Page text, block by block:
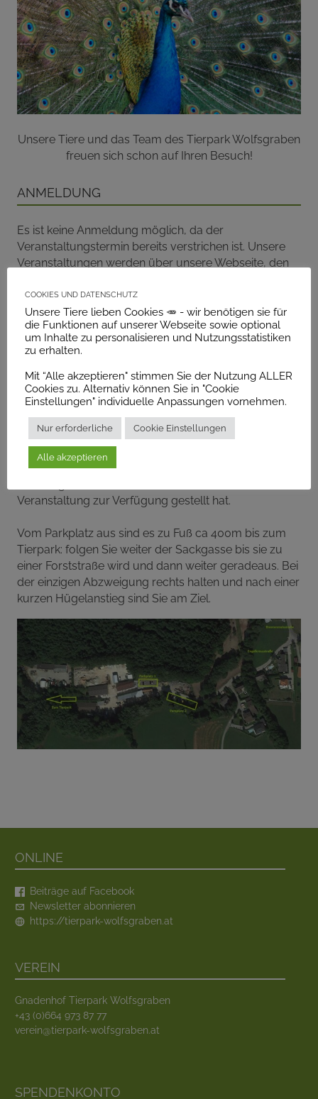
Unsere Tiere und das Team des Tierpark Wolfsgraben
freuen sich schon auf Ihren Besuch!
Anmeldung
Es ist keine Anmeldung möglich, da der
Veranstaltungstermin bereits verstrichen ist. Unsere
Veranstaltungen werden über unsere Webseite, den
bekanntgegeben.
Erreichbarkeit und Parkplätze
Anfahrt:
Für Details zur Anfahrt per Bus oder Auto
beachten Sie bitte unsereAnfahrtsbeschreibung
Parkplätze:Wir bitten Sie Ihr Auto vor dem Tierpark
auf dem Gelände der Firma Bau und
Erdbewegungen
(Engelkreuzstraße 2, siehe Bild), die uns die
Veranstaltung zur Verfügung gestellt hat.
Vom Parkplatz aus sind es zu Fuß ca 400m bis zum
Tierpark: folgen Sie weiter der Sackgasse bis sie zu
einer Forststraße wird und dann weiter geradeaus. Bei
der einzigen Abzweigung rechts halten und nach einer
kurzen Hügelanstieg sind Sie am Ziel.
Online
Beiträge auf Facebook
Newsletter abonnieren
https://tierpark-wolfsgraben.at
Verein
Gnadenhof Tierpark Wolfsgraben
+43 (0)664 973 87 77
verein@tierpark-wolfsgraben.at
Spendenkonto
Cookies und Datenschutz
Unsere Tiere lieben Cookies 🥕 - wir benötigen sie für
die Funktionen auf unserer Webseite sowie optional
um Inhalte zu personalisieren und Nutzungsstatistiken
zu erhalten.
Mit “Alle akzeptieren" stimmen Sie der Nutzung ALLER
Cookies zu. Alternativ können Sie in "Cookie
Einstellungen" individuelle Anpassungen vornehmen.
Nur erforderliche Cookie Einstellungen
Alle akzeptieren